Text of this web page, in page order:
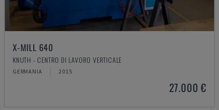
X-MILL 640
KNUTH - CENTRO DI LAVORO VERTICALE
GERMANIA 2015
27.000 €